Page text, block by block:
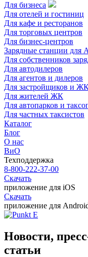
Для бизнеса
Для отелей и гостиниц
Для кафе и ресторанов
Для торговых центров
Для бизнес-центров
Зарядные станции для
Для собственников
Для автодилеров
Для агентов и дилеров
Для застройщиков и
Для жителей ЖК
Для автопарков и
Для частных таксистов
Каталог
Блог
О нас
ВиО
Техподдержка
8-800-222-37-00
Скачать
приложение для iOS
Скачать
приложение для
Новости,
статьи